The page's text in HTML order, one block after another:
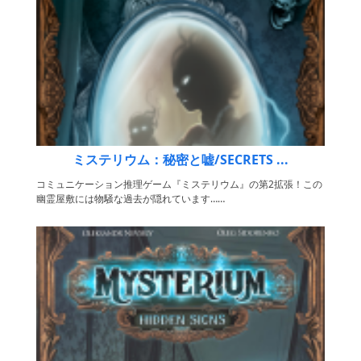
ミステリウム：秘密と嘘/SECRETS ...
コミュニケーション推理ゲーム『ミステリウム』の第2拡張！この
幽霊屋敷には物騒な過去が隠れています……